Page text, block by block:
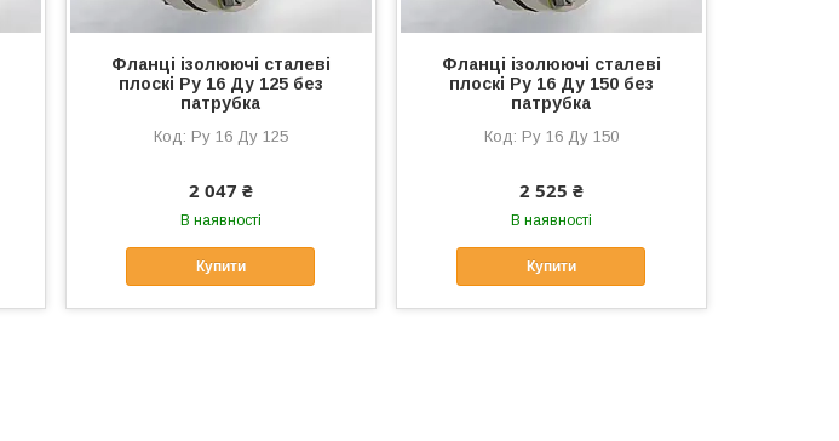
Фланці ізолюючі сталеві
плоскі Ру 16 Ду 125 без
патрубка
Ру 16 Ду 125
2 047 ₴
В наявності
Купити
Фланці ізолюючі сталеві
плоскі Ру 16 Ду 150 без
патрубка
Ру 16 Ду 150
2 525 ₴
В наявності
Купити